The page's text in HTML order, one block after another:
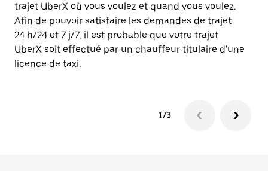
trajet UberX où vous voulez et quand vous voulez.
Afin de pouvoir satisfaire les demandes de trajet
24 h/24 et 7 j/7, il est probable que votre trajet
UberX soit effectué par un chauffeur titulaire d'une
licence de taxi.
1/3